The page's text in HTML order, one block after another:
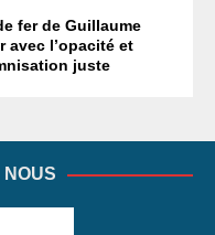
fer de Guillaume
avec l’opacité et
juste
NOUS